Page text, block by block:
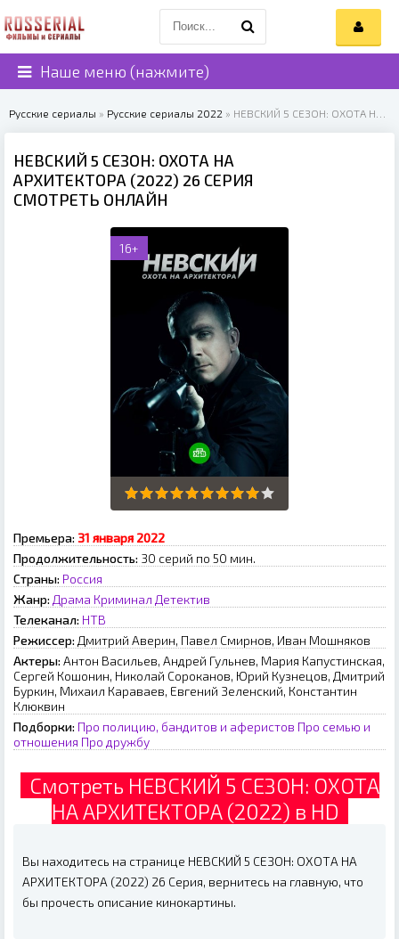
Наше меню (нажмите)
Русские сериалы » Русские сериалы 2022 » НЕВСКИЙ 5 СЕЗОН: ОХОТА НА АРХИТЕКТОРА (2022)
НЕВСКИЙ 5 СЕЗОН: ОХОТА НА
АРХИТЕКТОРА (2022) 26 СЕРИЯ
СМОТРЕТЬ ОНЛАЙН
16+
Премьера: З1 янвapя 2022
Продолжительность: 30 серий по 50 мин.
Страны: Россия
Жанр: Драма Криминал Детектив
Телеканал: НТВ
Режиссер: Дмитрий Аверин, Павел Смирнов, Иван Мошняков
Актеры: Антон Васильев, Андрей Гульнев, Мария Капустинская,
Сергей Кошонин, Николай Сороканов, Юрий Кузнецов, Дмитрий
Буркин, Михаил Караваев, Евгений Зеленский, Константин
Клюквин
Подборки: Про полицию, бандитов и аферистов Про семью и
отношения Про дружбу
Смотреть НЕВСКИЙ 5 СЕЗОН: ОХОТА
НА АРХИТЕКТОРА (2022) в HD
Вы находитесь на странице НЕВСКИЙ 5 СЕЗОН: ОХОТА НА
АРХИТЕКТОРА (2022) 26 Серия, вернитесь на главную, что
бы прочесть описание кинокартины.